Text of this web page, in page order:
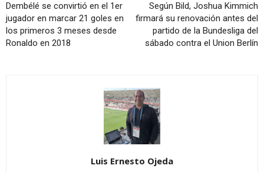
Dembélé se convirtió en el 1er
jugador en marcar 21 goles en
los primeros 3 meses desde
Ronaldo en 2018
Según Bild, Joshua Kimmich
firmará su renovación antes del
partido de la Bundesliga del
sábado contra el Union Berlín
Luis Ernesto Ojeda